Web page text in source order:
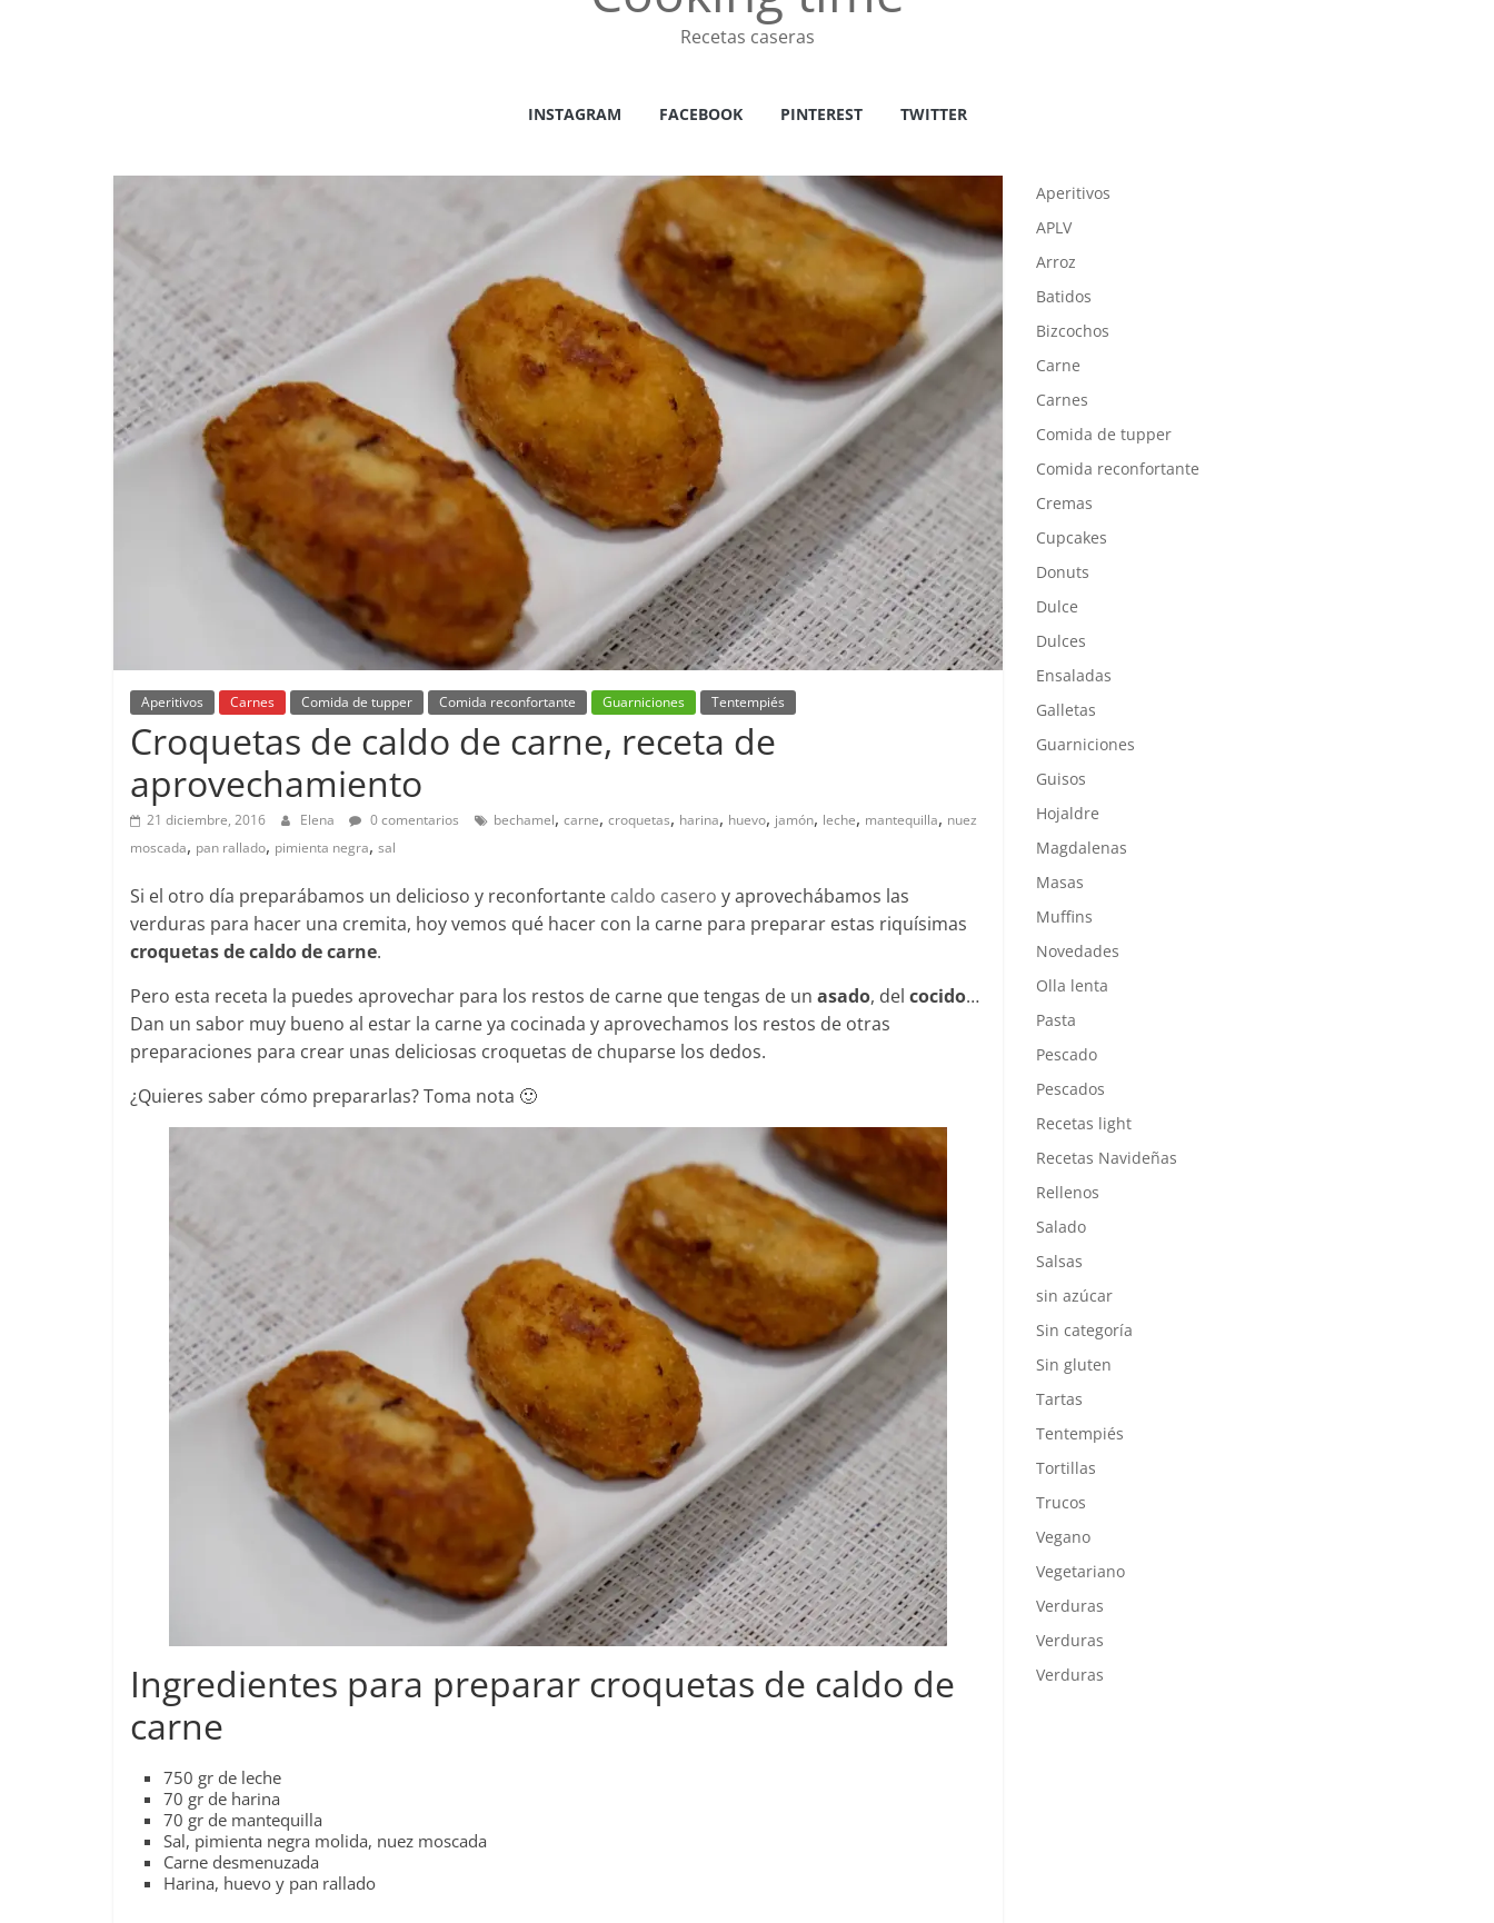
Recetas caseras
INSTAGRAM FACEBOOK PINTEREST TWITTER
Aperitivos Carnes Comida de tupper Comida reconfortante Guarniciones Tentempiés
Croquetas de caldo de carne, receta de
aprovechamiento
21 diciembre, 2016 Elena 0 comentarios bechamel, carne, croquetas, harina, huevo, jamón, leche, mantequilla, nuez
moscada, pan rallado, pimienta negra, sal
Si el otro día preparábamos un delicioso y reconfortante caldo casero y aprovechábamos las
verduras para hacer una cremita, hoy vemos qué hacer con la carne para preparar estas riquísimas
croquetas de caldo de carne.
Pero esta receta la puedes aprovechar para los restos de carne que tengas de un asado, del cocido…
Dan un sabor muy bueno al estar la carne ya cocinada y aprovechamos los restos de otras
preparaciones para crear unas deliciosas croquetas de chuparse los dedos.
¿Quieres saber cómo prepararlas? Toma nota 🙂
Ingredientes para preparar croquetas de caldo de
carne
750 gr de leche
70 gr de harina
70 gr de mantequilla
Sal, pimienta negra molida, nuez moscada
Carne desmenuzada
Harina, huevo y pan rallado
Aperitivos
APLV
Arroz
Batidos
Bizcochos
Carne
Carnes
Comida de tupper
Comida reconfortante
Cremas
Cupcakes
Donuts
Dulce
Dulces
Ensaladas
Galletas
Guarniciones
Guisos
Hojaldre
Magdalenas
Masas
Muffins
Novedades
Olla lenta
Pasta
Pescado
Pescados
Recetas light
Recetas Navideñas
Rellenos
Salado
Salsas
sin azúcar
Sin categoría
Sin gluten
Tartas
Tentempiés
Tortillas
Trucos
Vegano
Vegetariano
Verduras
Verduras
Verduras